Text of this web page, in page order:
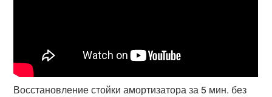
Восстановление стойки амортизатора за 5 мин. без